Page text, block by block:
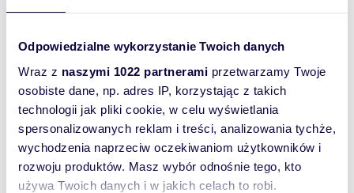
Odpowiedzialne wykorzystanie Twoich danych
Wraz z naszymi 1022 partnerami przetwarzamy Twoje
osobiste dane, np. adres IP, korzystając z takich
technologii jak pliki cookie, w celu wyświetlania
spersonalizowanych reklam i treści, analizowania tychże,
wychodzenia naprzeciw oczekiwaniom użytkowników i
rozwoju produktów. Masz wybór odnośnie tego, kto
używa Twoich danych i w jakich celach to robi.
Wyślij
wiadomość
To najlepszy
sposób, aby
właściciel